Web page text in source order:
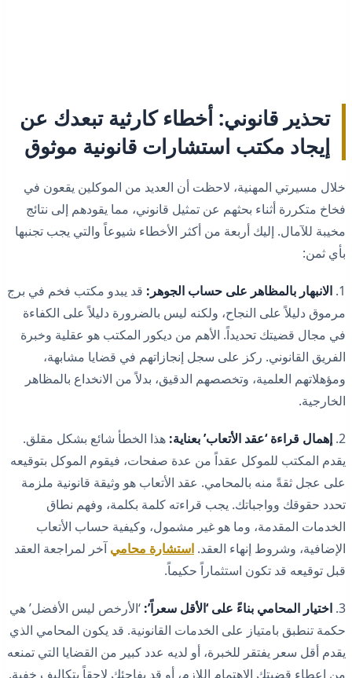
تحذير قانوني: أخطاء كارثية تبعدك عن
إيجاد مكتب استشارات قانونية موثوق
خلال مسيرتي المهنية، لاحظت أن العديد من الموكلين يقعون في
فخاخ متكررة أثناء بحثهم عن تمثيل قانوني، مما يقودهم إلى نتائج
مخيبة للآمال. إليك أربعة من أكثر الأخطاء شيوعاً والتي يجب تجنبها
بأي ثمن:
1. الانبهار بالمظاهر على حساب الجوهر: قد يبدو مكتب فخم في برج
مرموق دليلاً على النجاح، ولكنه ليس بالضرورة دليلاً على الكفاءة
في مجال قضيتك تحديداً. الأهم من ديكور المكتب هو عقلية وخبرة
الفريق القانوني. ركز على سجل إنجازاتهم في قضايا مشابهة،
ومؤهلاتهم العلمية، وتخصصهم الدقيق، بدلاً من الانخداع بالمظاهر
الخارجية.
2. إهمال قراءة ‘عقد الأتعاب’ بعناية: هذا الخطأ شائع بشكل مقلق.
يقدم المكتب للموكل عقداً من عدة صفحات، فيقوم الموكل بتوقيعه
على عجل ثقةً منه بالمحامي. عقد الأتعاب هو وثيقة قانونية ملزمة
تحدد حقوقك وواجباتك. يجب قراءته كلمة بكلمة، وفهم نطاق
الخدمات المقدمة، وما هو غير مشمول، وكيفية حساب الأتعاب
الإضافية، وشروط إنهاء العقد. استشارة محامي آخر لمراجعة العقد
قبل توقيعه قد تكون استثماراً حكيماً.
3. اختيار المحامي بناءً على ‘الأقل سعراً’: ‘الأرخص ليس الأفضل’ هي
حكمة تنطبق بامتياز على الخدمات القانونية. قد يكون المحامي الذي
يقدم أقل سعر يفتقر للخبرة، أو لديه عدد كبير من القضايا التي تمنعه
من إعطاء قضيتك الاهتمام اللازم، أو قد يفاجئك لاحقاً بتكاليف خفية.